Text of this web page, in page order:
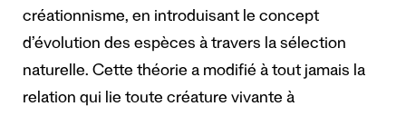
créationnisme, en introduisant le concept
d’évolution des espèces à travers la sélection
naturelle. Cette théorie a modifié à tout jamais la
relation qui lie toute créature vivante à